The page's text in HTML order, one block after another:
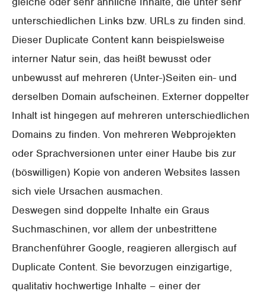
unterschiedlichen Links bzw. URLs zu finden sind.
Dieser Duplicate Content kann beispielsweise
interner Natur sein, das heißt bewusst oder
unbewusst auf mehreren (Unter-)Seiten ein- und
derselben Domain aufscheinen. Externer doppelter
Inhalt ist hingegen auf mehreren unterschiedlichen
Domains zu finden. Von mehreren Webprojekten
oder Sprachversionen unter einer Haube bis zur
(böswilligen) Kopie von anderen Websites lassen
sich viele Ursachen ausmachen.
Deswegen sind doppelte Inhalte ein Graus
Suchmaschinen, vor allem der unbestrittene
Branchenführer Google, reagieren allergisch auf
Duplicate Content. Sie bevorzugen einzigartige,
qualitativ hochwertige Inhalte – einer der